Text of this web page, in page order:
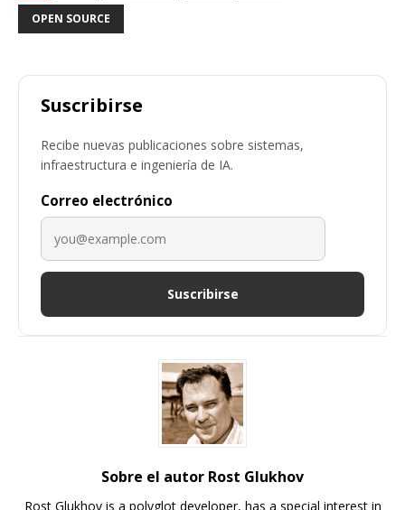
OPEN SOURCE
Suscribirse
Recibe nuevas publicaciones sobre sistemas,
infraestructura e ingeniería de IA.
Correo electrónico
Suscribirse
Sobre el autor Rost Glukhov
Rost Glukhov is a polyglot developer, has a special interest in